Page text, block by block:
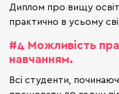
Диплом про вищу
практично в усьому
#4 Можливість
навчанням.
Всі студенти,